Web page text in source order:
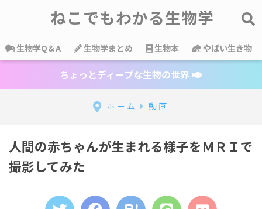
ねこでもわかる生物学
生物学Q＆A 生物学まとめ 生物本 やばい生き物
ちょっとディープな生物の世界
ホーム 動画
人間の赤ちゃんが生まれる様子をＭＲＩで
撮影してみた